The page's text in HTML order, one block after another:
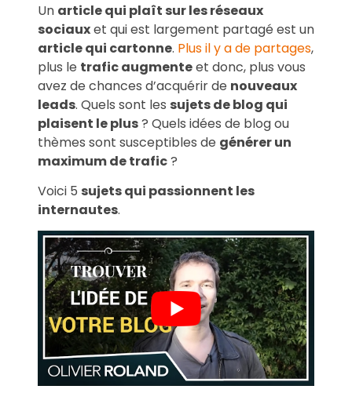
Un article qui plaît sur les réseaux
sociauxet qui est largement partagé est un
article qui cartonne. Plus il y a de partages,
plus le trafic augmenteet donc, plus vous
avez de chances d’acquérir de nouveaux
leads. Quels sont les sujets de blog qui
plaisent le plus? Quels idées de blog ou
thèmes sont susceptibles de générer un
maximum de trafic?
Voici 5 sujets qui passionnent les
internautes.